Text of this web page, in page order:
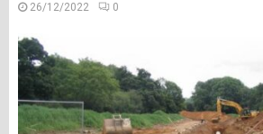
26/12/2022 0